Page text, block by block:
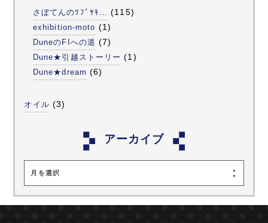
さぼてんのﾂﾌﾞﾔｷ… (115)
exhibition-moto (1)
DuneのFIへの道 (7)
Dune★引越ストーリー (1)
Dune★dream (6)
オイル (3)
アーカイブ
月を選択